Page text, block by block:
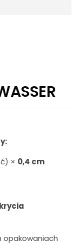
× 0,4 cm
opakowaniach